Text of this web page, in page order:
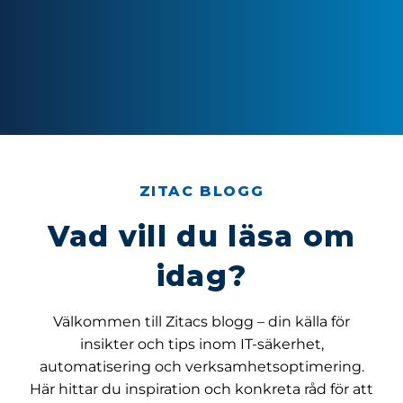
ZITAC BLOGG
Vad vill du läsa om
idag?
Välkommen till Zitacs blogg – din källa för
insikter och tips inom IT-säkerhet,
automatisering och verksamhetsoptimering.
Här hittar du inspiration och konkreta råd för att